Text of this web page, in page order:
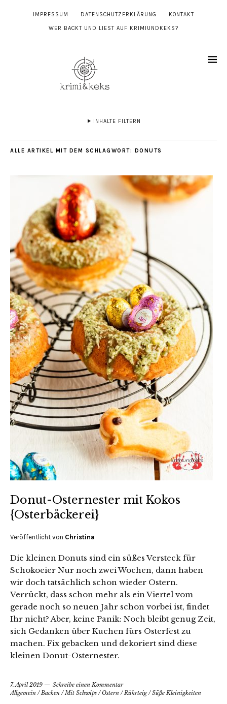
IMPRESSUM DATENSCHUTZERKLÄRUNG KONTAKT
WER BACKT UND LIEST AUF KRIMIUNDKEKS?
INHALTE FILTERN
ALLE ARTIKEL MIT DEM SCHLAGWORT: DONUTS
Donut-Osternester mit Kokos
{Osterbäckerei}
Veröffentlicht von Christina
Die kleinen Donuts sind ein süßes Versteck für
Schokoeier Nur noch zwei Wochen, dann haben
wir doch tatsächlich schon wieder Ostern.
Verrückt, dass schon mehr als ein Viertel vom
gerade noch so neuen Jahr schon vorbei ist, findet
Ihr nicht? Aber, keine Panik: Noch bleibt genug Zeit,
sich Gedanken über Kuchen fürs Osterfest zu
machen. Fix gebacken und dekoriert sind diese
kleinen Donut-Osternester.
7. April 2019
Schreibe einen Kommentar
Allgemein /Backen /Mit Schwips /Ostern /Rührteig/Süße Kleinigkeiten